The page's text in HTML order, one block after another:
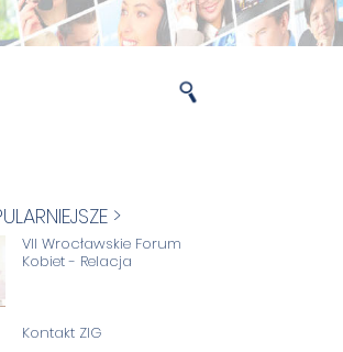
>
VII Wrocławskie Forum
Kobiet - Relacja
Kontakt ZIG